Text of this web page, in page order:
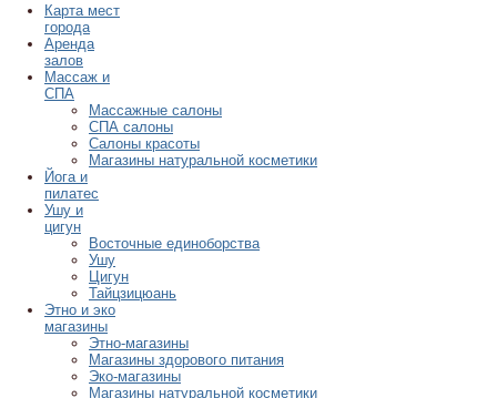
Карта мест
города
Аренда
залов
Массаж и
СПА
Массажные салоны
СПА салоны
Салоны красоты
Магазины натуральной косметики
Йога и
пилатес
Ушу и
цигун
Восточные единоборства
Ушу
Цигун
Тайцзицюань
Этно и эко
магазины
Этно-магазины
Магазины здорового питания
Эко-магазины
Магазины натуральной косметики